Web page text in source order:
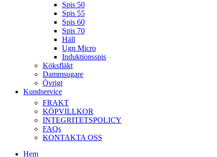
Spis 50
Spis 55
Spis 60
Spis 70
Häll
Ugn Micro
Induktionsspis
Köksfläkt
Dammsugare
Övrigt
Kundservice
FRAKT
KÖPVILLKOR
INTEGRITETSPOLICY
FAQs
KONTAKTA OSS
Hem